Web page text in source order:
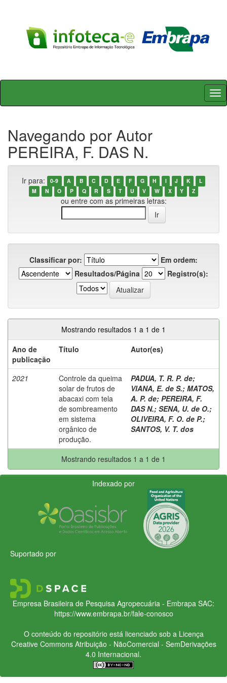
Skip
Navegando por Autor
PEREIRA, F. DAS N.
Ir para: 0-9 A B C D E F G H I J K
L
M
N O P Q R S T U V W X Y Z
ou entre com as primeiras letras:
Classificar por:
Em ordem:
Resultados/Página
Registro(s):
Mostrando resultados 1 a 1 de 1
Ano de
publicação
Título Autor(es)
2021
Controle da queima
solar de frutos de
abacaxi com tela
de sombreamento
em sistema
orgânico de
produção.
PADUA, T. R. P. de;
VIANA, E. de S.; MATOS,
A. P. de; PEREIRA, F.
DAS N.; SENA, U. de O.;
OLIVEIRA, F. O. de P.;
SANTOS, V. T. dos
Mostrando resultados 1 a 1 de 1
Indexado por
Suportado por
Empresa Brasileira de Pesquisa Agropecuária - Embrapa SAC:
https://www.embrapa.br/fale-conosco
O conteúdo do repositório está licenciado sob a Licença
Creative CommonsAtribuição - NãoComercial - SemDerivações
4.0 Internacional.